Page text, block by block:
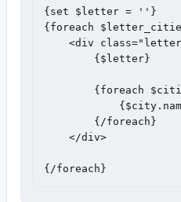
{set $letter = ''}
{foreach
<div
        {$letter}
{foreach
        {/foreach}
    </div>
{/foreach}